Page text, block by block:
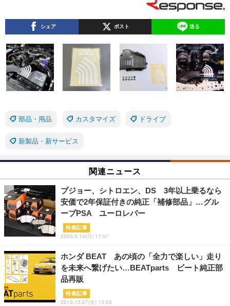
シェア ポスト 送る
部品・用品 カスタマイズ ドライブ
新製品・新サービス
関連ニュース
プジョー、シトロエン、DS 3年以上乗るなら
安価で2年保証付きの純正「補修部品」…グル
ープPSA ユーロレパー
特集記事
2020.9.14(月) 17:07
ホンダ BEAT あの頃の「全力で楽しい」走り
を未来へ繋げたい…BEATparts ビート純正部
品再販
特集記事
2019.12.27(金) 15:38